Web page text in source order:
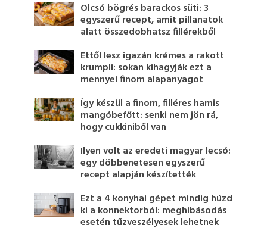
Olcsó bögrés barackos süti: 3
egyszerű recept, amit pillanatok
alatt összedobhatsz fillérekből
Ettől lesz igazán krémes a rakott
krumpli: sokan kihagyják ezt a
mennyei finom alapanyagot
Így készül a finom, filléres hamis
mangóbefőtt: senki nem jön rá,
hogy cukkiniből van
Ilyen volt az eredeti magyar lecsó:
egy döbbenetesen egyszerű
recept alapján készítették
Ezt a 4 konyhai gépet mindig húzd
ki a konnektorból: meghibásodás
esetén tűzveszélyesek lehetnek